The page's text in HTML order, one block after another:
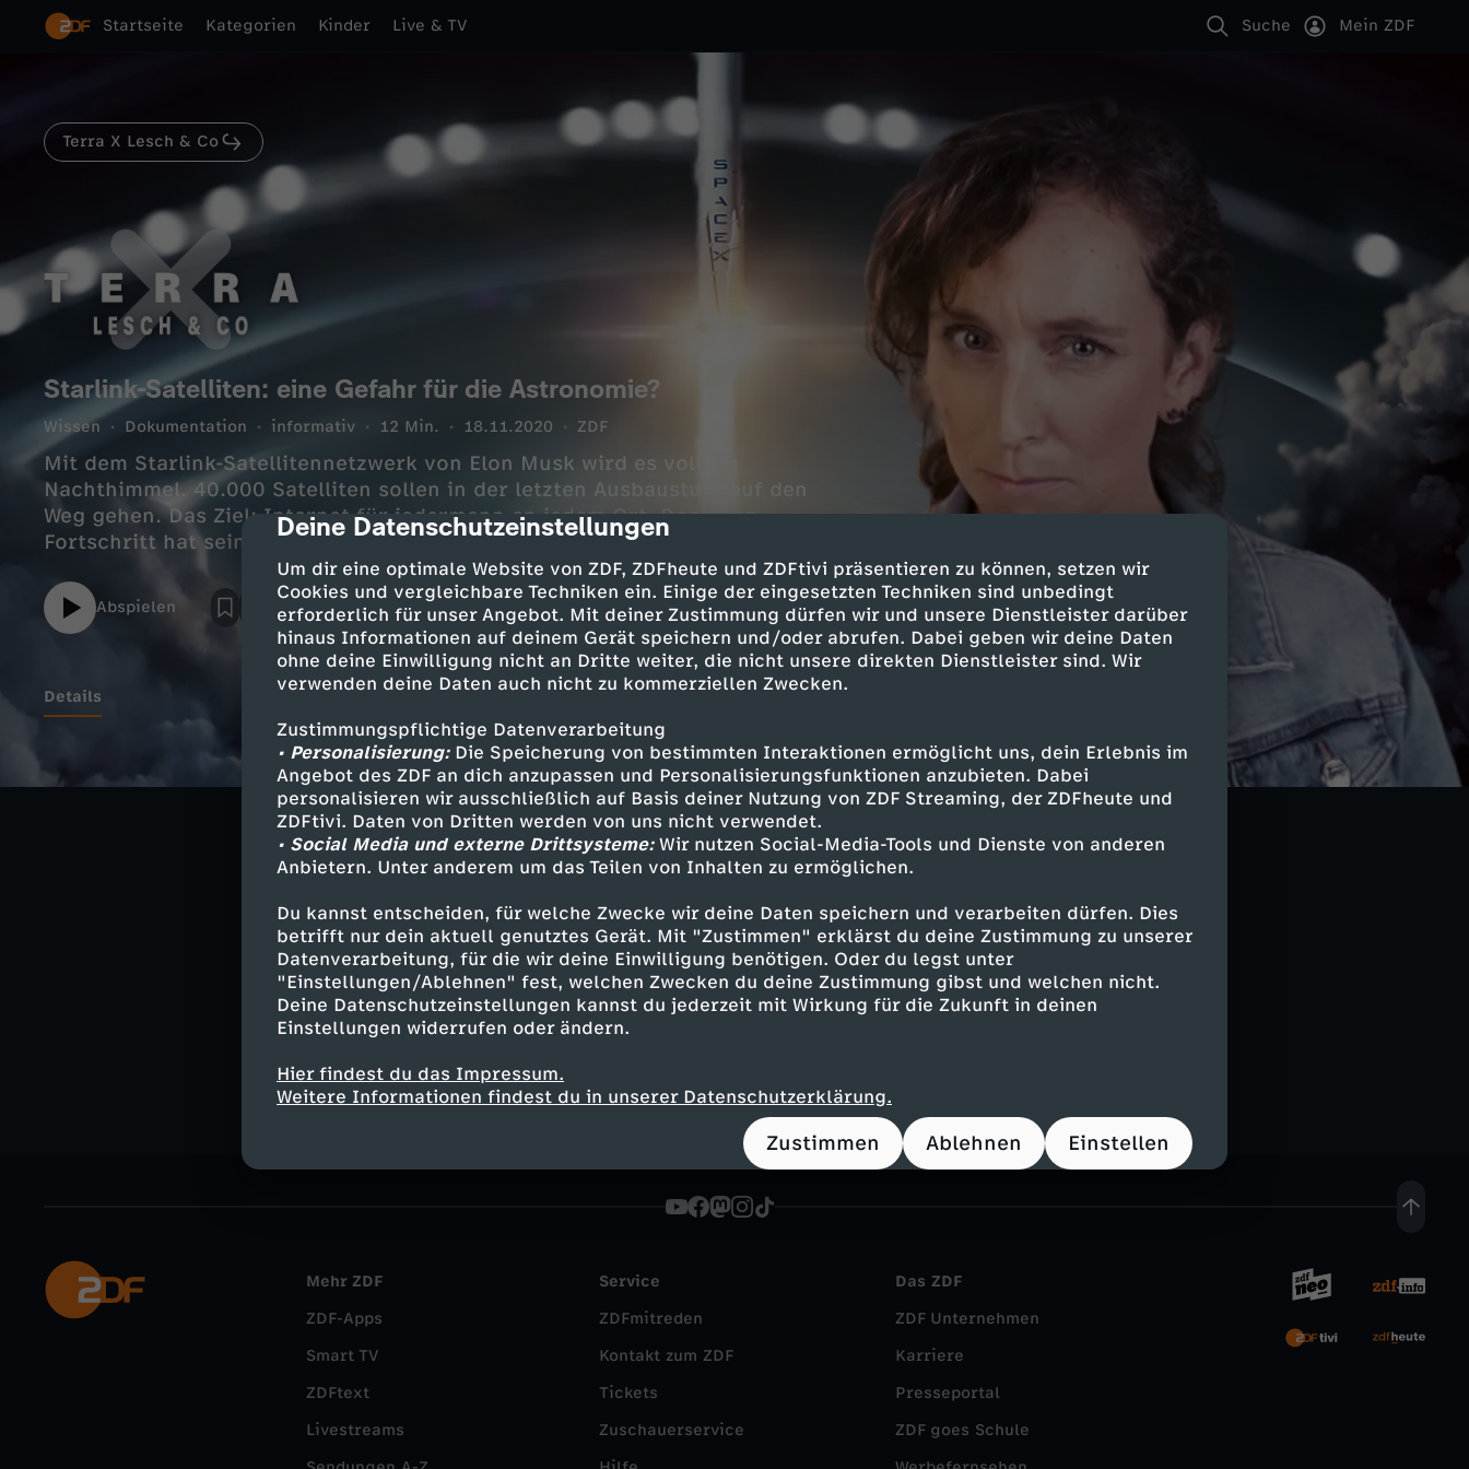
cmp-dialog-description
Deine Datenschutzeinstellungen
Um dir eine optimale Website von ZDF, ZDFheute und ZDFtivi präsentieren zu können, setzen wir
Cookies und vergleichbare Techniken ein. Einige der eingesetzten Techniken sind unbedingt
erforderlich für unser Angebot. Mit deiner Zustimmung dürfen wir und unsere Dienstleister darüber
hinaus Informationen auf deinem Gerät speichern und/oder abrufen. Dabei geben wir deine Daten
ohne deine Einwilligung nicht an Dritte weiter, die nicht unsere direkten Dienstleister sind. Wir
verwenden deine Daten auch nicht zu kommerziellen Zwecken.
Zustimmungspflichtige Datenverarbeitung
• Personalisierung:Die Speicherung von bestimmten Interaktionen ermöglicht uns, dein Erlebnis im
Angebot des ZDF an dich anzupassen und Personalisierungsfunktionen anzubieten. Dabei
personalisieren wir ausschließlich auf Basis deiner Nutzung von ZDF Streaming, der ZDFheute und
ZDFtivi. Daten von Dritten werden von uns nicht verwendet.
• Social Media und externe Drittsysteme:Wir nutzen Social-Media-Tools und Dienste von anderen
Anbietern. Unter anderem um das Teilen von Inhalten zu ermöglichen.
Du kannst entscheiden, für welche Zwecke wir deine Daten speichern und verarbeiten dürfen. Dies
betrifft nur dein aktuell genutztes Gerät. Mit "Zustimmen" erklärst du deine Zustimmung zu unserer
Datenverarbeitung, für die wir deine Einwilligung benötigen. Oder du legst unter
"Einstellungen/Ablehnen" fest, welchen Zwecken du deine Zustimmung gibst und welchen nicht.
Deine Datenschutzeinstellungen kannst du jederzeit mit Wirkung für die Zukunft in deinen
Einstellungen widerrufen oder ändern.
Hier findest du das Impressum.
Weitere Informationen findest du in unserer Datenschutzerklärung.
Zustimmen Ablehnen Einstellen
Startseite Kategorien Kinder Live & TV Suche Mein ZDF
Terra X Lesch & Co
Starlink-Satelliten: eine Gefahr für die Astronomie?
Wissen Dokumentation informativ 12 Min. 18.11.2020 ZDF
Mit dem Starlink-Satellitennetzwerk von Elon Musk wird es voll am
Nachthimmel. 40.000 Satelliten sollen in der letzten Ausbaustufe auf den
Weg gehen. Das Ziel: Internet für jedermann an jedem Ort. Doch der
Fortschritt hat seine Kehrseite.
Abspielen
Details
Die ESO hat Alarm geschlagen: bereits jetzt seien auf vielen
Langzeitbelichtungen ihrer großen Teleskope Spuren der Starlink-Satelliten zu
finden. Die Aufnahmen würden zum Teil unbrauchbar. Welche Folgen hat
Starlink langfristig für die Astronomie? Wird die Suche nach Gefahren durch
Objekte aus dem All auch in zehn Jahren noch möglich sein?
Ähnliche Inhalte entdecken
Wissen Dokumentation
Mehr ZDF
ZDF-Apps
Smart TV
ZDFtext
Livestreams
Service
ZDFmitreden
Kontakt zum ZDF
Tickets
Zuschauerservice
Das ZDF
ZDF Unternehmen
Karriere
Presseportal
ZDF goes Schule